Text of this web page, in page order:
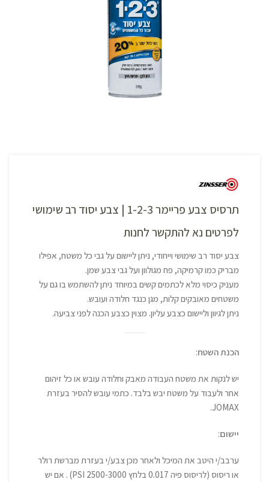
תרסיס צבע פריימר 1-2-3 | צבע יסוד רב שימושי
לפרטים נא להתקשר לחנות
צבע יסוד רב שימושי וייחודי, ניתן ליישום על גבי כל משטח, אפילו
מבריק כמו קרמיקה, פח מגולוון ועל גבי צבע שמן.
מעניק כיסוי מלא לכתמים קשים במיוחד ניתן להשתמש בו גם על
משטחים מאובקים קלות, מגן כנגד חלודה ועובש.
ניתן לגיוון וליישום כצבע עליון. מצוין כצבע הכנה לפני צביעה.
הכנת השטח:
יש לנקות את משטח העבודה מאבק וחלודה עובש או כל זיהום
אחר ולעבוד על משטח יבש בלבד. כתמי עובש להסיר בעזרת
JOMAX.
יישום:
ערבב/י היטב את המיכל ולאחר מכן צבע/י בעזרת מברשת רולר
או ריסוס (לריסוס פיה 0.017 בלחץ 2500-3000 PSI) . אם יש